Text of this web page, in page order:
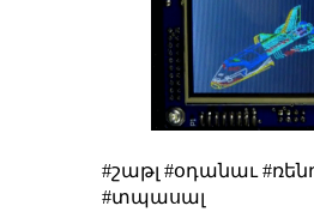
#շաթլ #օդանաւ
#տպասալ